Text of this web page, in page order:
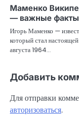
Маменко
— важные факты
Игорь Маменко —
который стал
августа 1964…
Добавить
Для отправки
авторизоваться.